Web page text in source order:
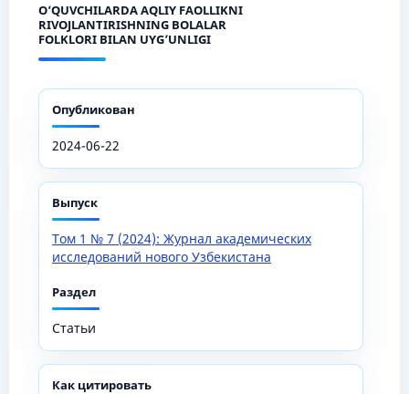
O‘QUVCHILARDA AQLIY FAOLLIKNI
RIVOJLANTIRISHNING BOLALAR
FOLKLORI BILAN UYG’UNLIGI
Опубликован
2024-06-22
Выпуск
Том 1 № 7 (2024): Журнал академических
исследований нового Узбекистана
Раздел
Статьи
Как цитировать